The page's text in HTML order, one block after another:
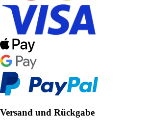
Versand und Rückgabe